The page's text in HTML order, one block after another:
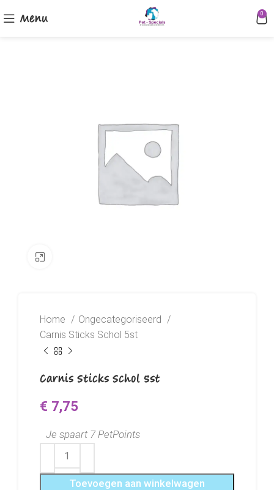
Menu 0
Home
Ongecategoriseerd
Carnis Sticks Schol 5st
Carnis Sticks Schol 5st
€ 7,75
Je spaart 7 PetPoints
Toevoegen aan winkelwagen